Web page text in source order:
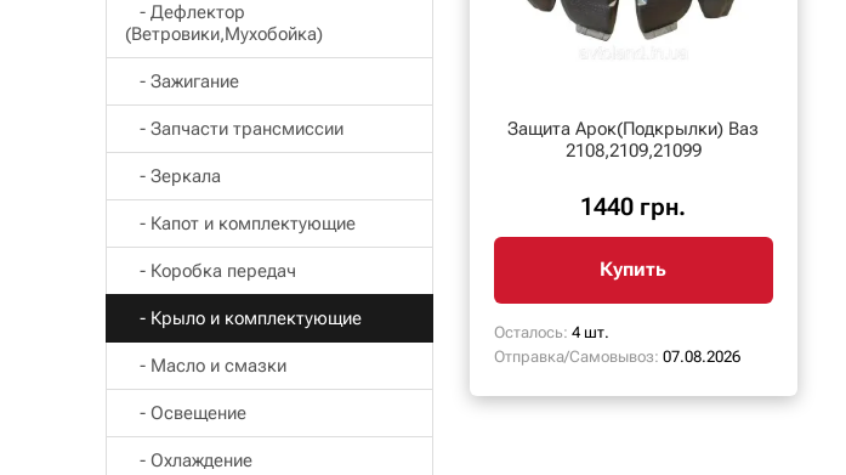
- Дефлектор
(Ветровики,Мухобойка)
- Зажигание
- Запчасти трансмиссии
- Зеркала
- Капот и комплектующие
- Коробка передач
- Крыло и комплектующие
- Масло и смазки
- Освещение
- Охлаждение
Защита Арок(Подкрылки) Ваз
2108,2109,21099
1440 грн.
Купить
Осталось: 4 шт.
Отправка/Самовывоз: 07.08.2026